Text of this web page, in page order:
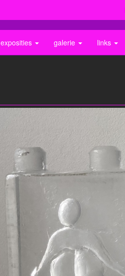
exposities galerie links